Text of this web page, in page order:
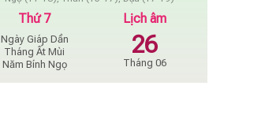
Thứ 7
Ngày Giáp Dần
Tháng Ất Mùi
Năm Bính Ngọ
Lịch âm
26
Tháng 06